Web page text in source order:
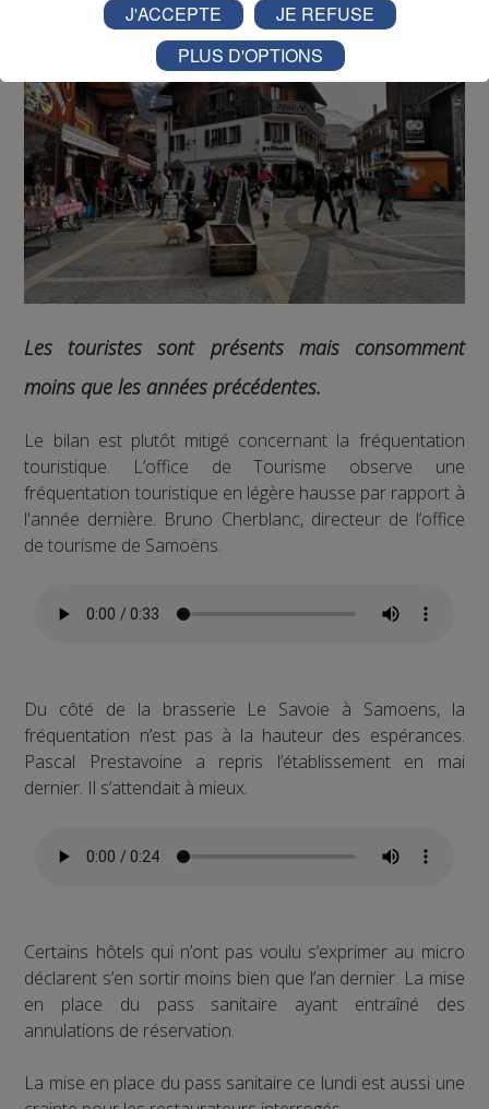
Les touristes sont présents mais consomment
moins que les années précédentes.
Le bilan est plutôt mitigé concernant la fréquentation
touristique. L’office de Tourisme observe une
fréquentation touristique en légère hausse par rapport à
l'année dernière. Bruno Cherblanc, directeur de l’office
de tourisme de Samoëns.
Du côté de la brasserie Le Savoie à Samoëns, la
fréquentation n’est pas à la hauteur des espérances.
Pascal Prestavoine a repris l’établissement en mai
dernier. Il s’attendait à mieux.
Certains hôtels qui n’ont pas voulu s’exprimer au micro
déclarent s’en sortir moins bien que l’an dernier. La mise
en place du pass sanitaire ayant entraîné des
annulations de réservation.
La mise en place du pass sanitaire ce lundi est aussi une
J'ACCEPTE
JE REFUSE
PLUS D'OPTIONS